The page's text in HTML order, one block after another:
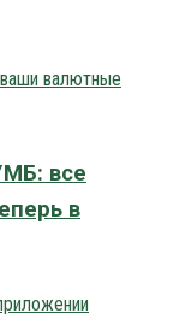
все
в